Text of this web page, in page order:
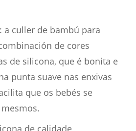
a culler de bambú para
de cores
de silicona, que é bonita e
punta suave nas enxivas
que os bebés se
de calidade